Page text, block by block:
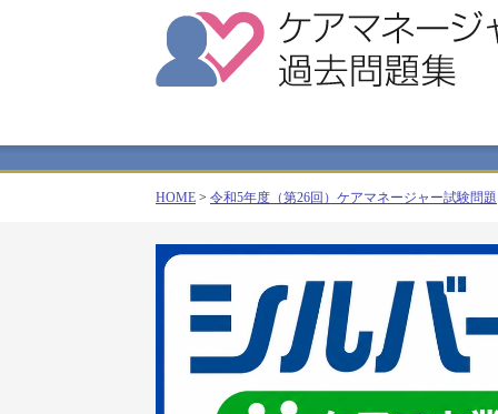
HOME > 令和5年度（第26回）ケアマネージャー試験問題